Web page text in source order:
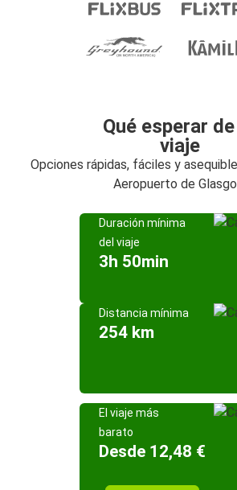
Qué esperar
viaje
Opciones rápidas, fáciles y
Aeropuerto de
Duración mínima
del viaje
3h 50min
Distancia mínima
254 km
El viaje más
barato
Desde 12,48 €